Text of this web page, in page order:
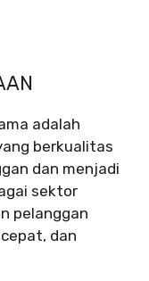
adalah
berkualitas
dan menjadi
sektor
pelanggan
dan